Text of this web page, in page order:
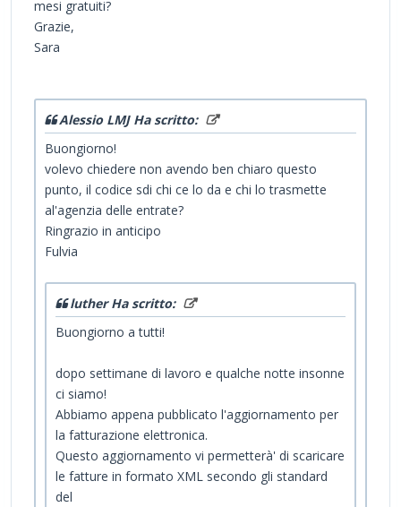
mesi gratuiti?
Grazie,
Sara
Alessio LMJ Ha scritto:
Buongiorno!
volevo chiedere non avendo ben chiaro questo
punto, il codice sdi chi ce lo da e chi lo trasmette
al'agenzia delle entrate?
Ringrazio in anticipo
Fulvia
luther Ha scritto:
Buongiorno a tutti!
dopo settimane di lavoro e qualche notte insonne
ci siamo!
Abbiamo appena pubblicato l'aggiornamento per
la fatturazione elettronica.
Questo aggiornamento vi permetterà' di scaricare
le fatture in formato XML secondo gli standard
del